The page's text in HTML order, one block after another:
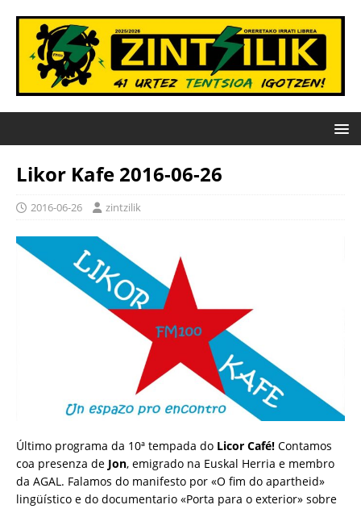
Likor Kafe 2016-06-26
2016-06-26 zintzilik
Último programa da 10ª tempada do Licor Café! Contamos
coa presenza de Jon, emigrado na Euskal Herria e membro
da AGAL. Falamos do manifesto por «O fim do apartheid»
lingüístico e do documentario «Porta para o exterior» sobre